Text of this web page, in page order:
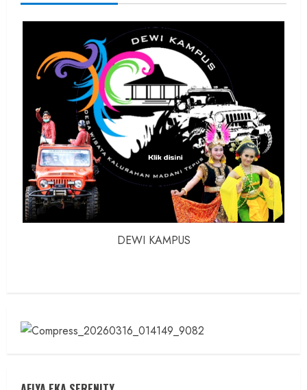
dan
DEWI KAMPUS